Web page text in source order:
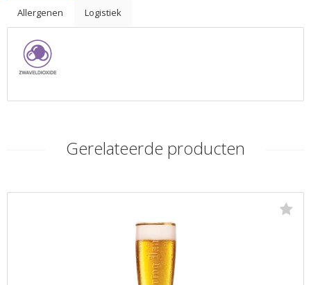
Allergenen Logistiek
Gerelateerde producten